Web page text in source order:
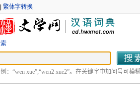
繁体字转换
：“wen xue”;“wen2 xue2”。在关键字中加问号可模糊